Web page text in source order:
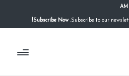
Subscribe Now!